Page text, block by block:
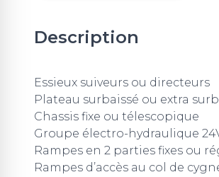
Description
Essieux suiveurs ou directeurs
Plateau surbaissé ou extra
Chassis fixe ou télescopique
Groupe électro-hydraulique
Rampes en 2 parties fixes ou
Rampes d’accès au col de